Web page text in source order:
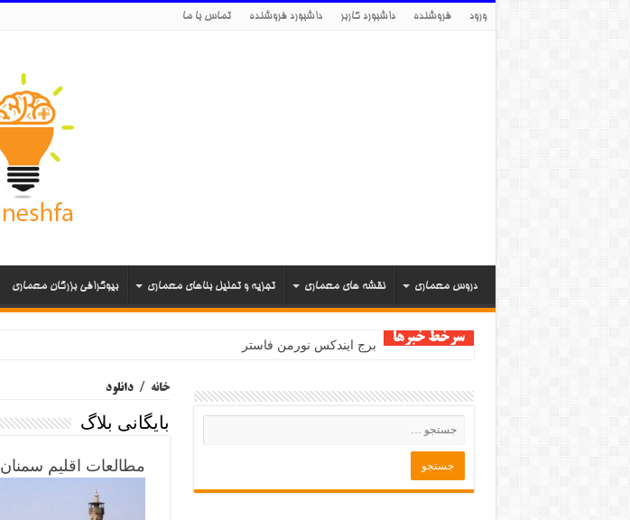
ورود فروشنده داشبورد کاربر داشبورد فروشنده تماس با ما
دروس معماری نقشه های معماری تجزیه و تحلیل بناهای معماری بیوگرافی بزرگان معماری
سرخط خبرها برج ایندکس نورمن فاستر
خانه / دانلود
بایگانی بلاگ
مطالعات اقلیم سمنان